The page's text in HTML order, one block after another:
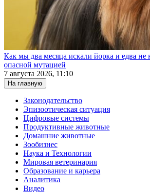
Как мы два месяца искали йорка и едва не
опасной мутацией
7 августа 2026, 11:10
На главную
Законодательство
Эпизоотическая ситуация
Цифровые системы
Продуктивные животные
Домашние животные
Зообизнес
Наука и Технологии
Мировая ветеринария
Образование и карьера
Аналитика
Видео